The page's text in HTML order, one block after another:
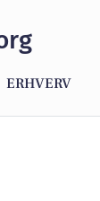
ERHVERV